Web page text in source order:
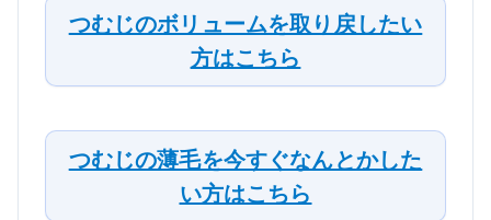
つむじのボリュームを取り戻したい
方はこちら
つむじの薄毛を今すぐなんとかした
い方はこちら